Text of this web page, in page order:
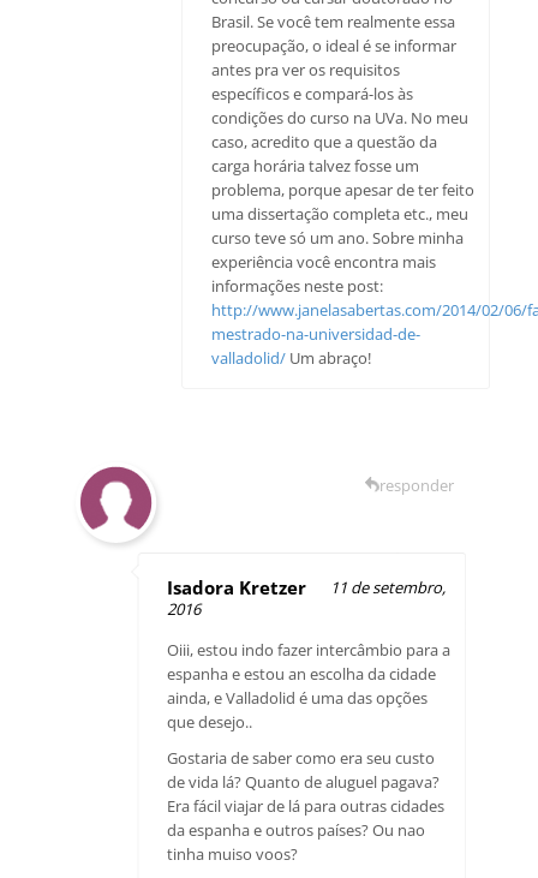
Brasil. Se você tem realmente essa
preocupação, o ideal é se informar
antes pra ver os requisitos
específicos e compará-los às
condições do curso na UVa. No meu
caso, acredito que a questão da
carga horária talvez fosse um
problema, porque apesar de ter feito
uma dissertação completa etc., meu
curso teve só um ano. Sobre minha
experiência você encontra mais
informações neste post:
http://www.janelasabertas.com/2014/02/06/
mestrado-na-universidad-de-
valladolid/ Um abraço!
Isadora Kretzer
11 de setembro,
2016
Oiii, estou indo fazer intercâmbio para a
espanha e estou an escolha da cidade
ainda, e Valladolid é uma das opções
que desejo..
Gostaria de saber como era seu custo
de vida lá? Quanto de aluguel pagava?
Era fácil viajar de lá para outras cidades
da espanha e outros países? Ou nao
tinha muiso voos?
responder